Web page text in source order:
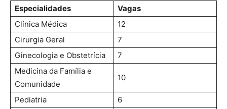
Especialidades
Vagas
Clínica Médica
12
Cirurgia Geral
7
Ginecologia e Obstetrícia
7
Medicina da Família e
Comunidade
10
Pediatria
6